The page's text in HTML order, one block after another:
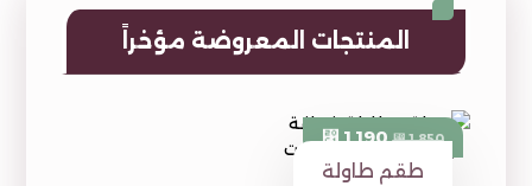
المنتجات المعروضة مؤخراً
طقم طاولة
⃁1,850
⃁1,190